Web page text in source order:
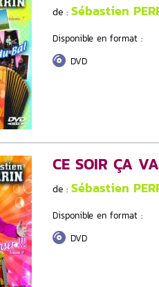
de : Sébastien
Disponible en format :
DVD
CE SOIR ÇA
de : Sébastien
Disponible en format :
DVD